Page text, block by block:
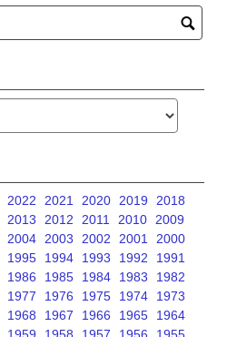
2022 2021 2020 2019
2018
2013 2012 2011 2010
2009
2004 2003 2002 2001
2000
1995 1994 1993 1992
1991
1986 1985 1984 1983
1982
1977 1976 1975 1974
1973
1968 1967 1966 1965
1964